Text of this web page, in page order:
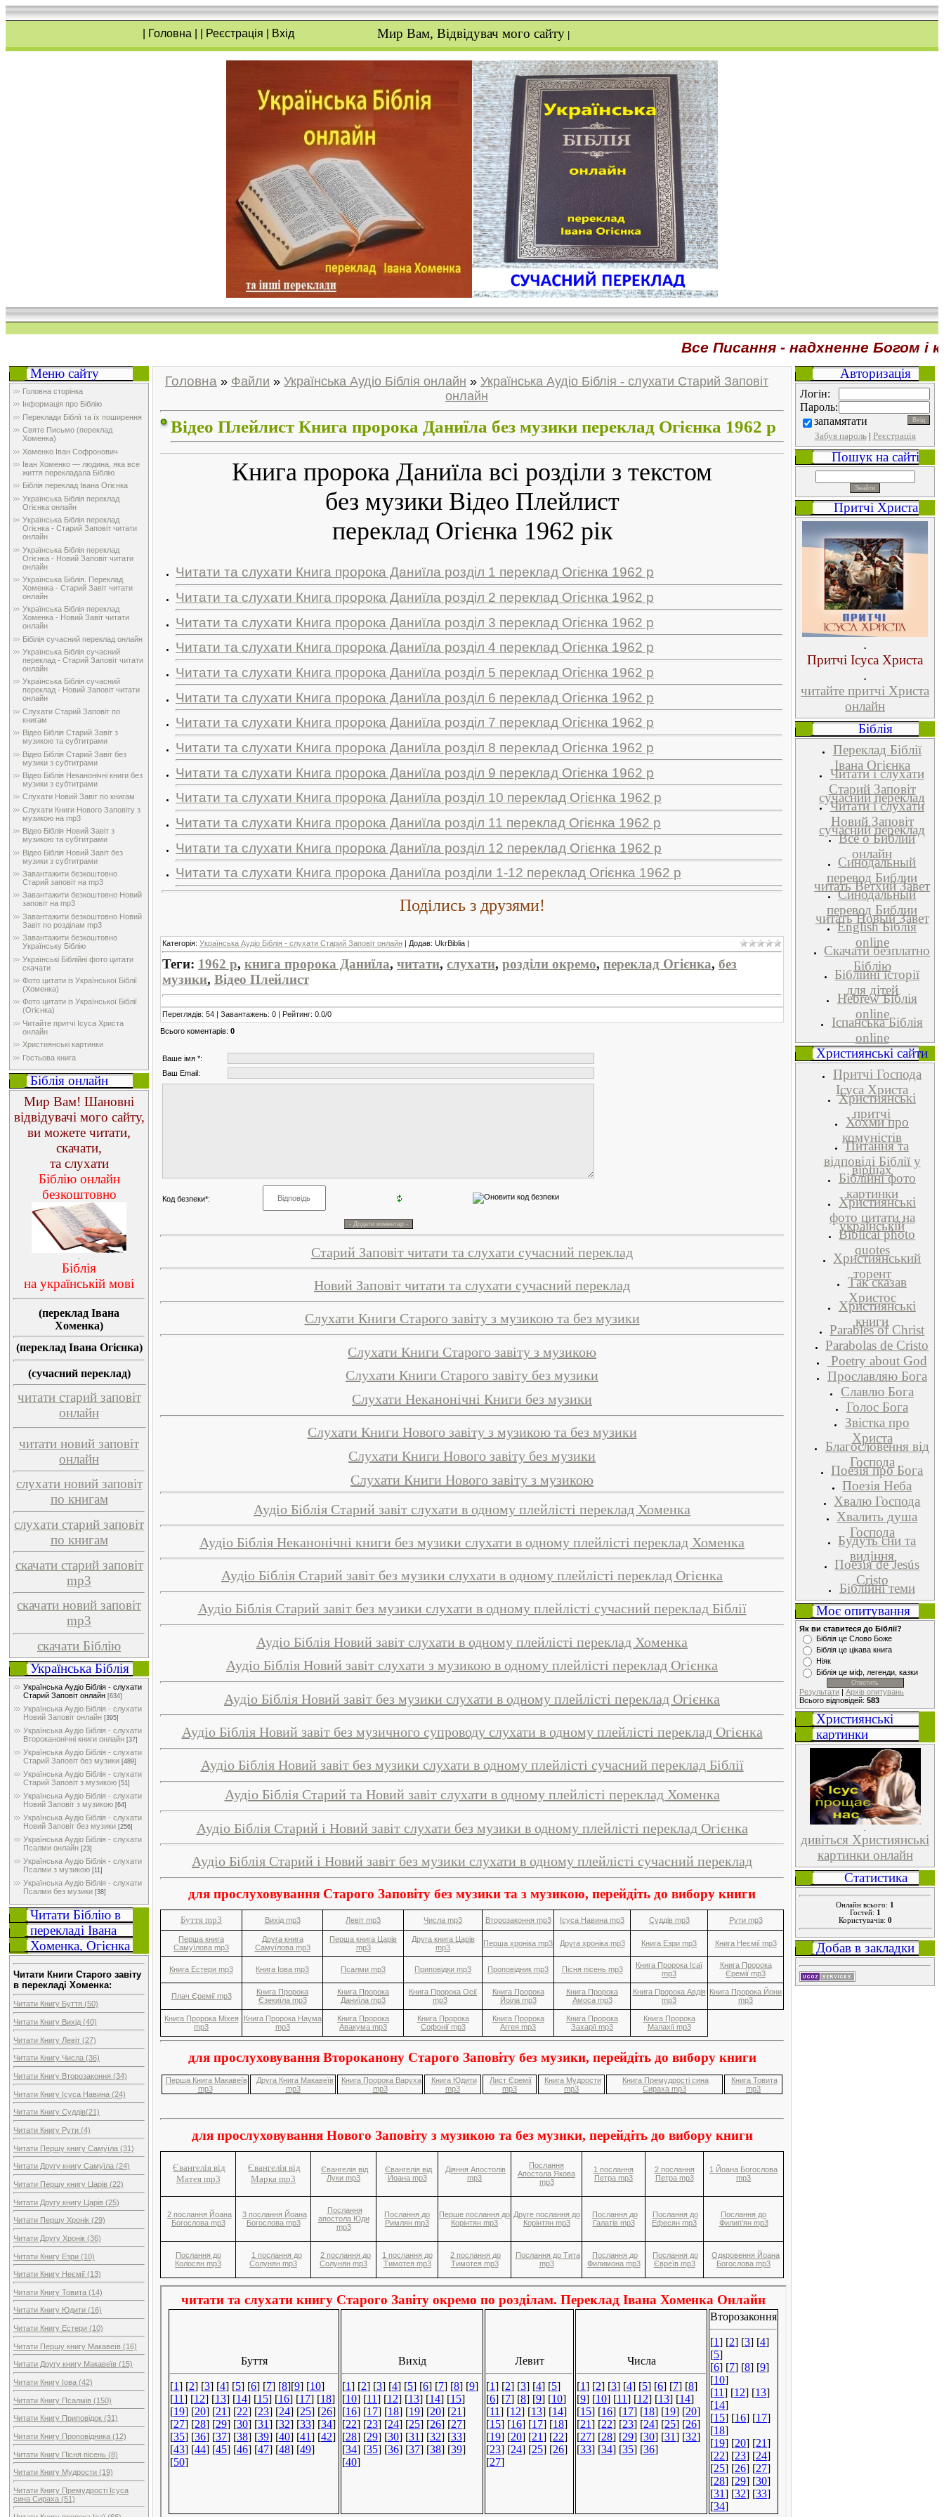
Головна Реєстрація Вхід Мир Вам, Відвідувач мого сайту|
Все Писання - надхненне Богом і
Меню сайту
Головна сторінка
Інформація про Біблію
Переклади Біблії та їх поширення
Святе Письмо (переклад
Хоменка)
Хоменко Іван Софронович
Іван Хоменко — людина, яка все
життя перекладала Біблію
Біблія переклад Івана Огієнка
Українська Біблія переклад
Огієнка онлайн
Українська Біблія переклад
Огієнка - Старий Заповіт читати
онлайн
Українська Біблія переклад
Огієнка - Новий Заповіт читати
онлайн
Українська Біблія. Переклад
Хоменка - Старий Завіт читати
онлайн
Українська Біблія переклад
Хоменка - Новий Завіт читати
онлайн
Бібілія сучасний переклад онлайн
Українська Біблія сучасний
переклад - Старий Заповіт читати
онлайн
Українська Біблія сучасний
переклад - Новий Заповіт читати
онлайн
Слухати Старий Заповіт по
книгам
Відео Біблія Старий Завіт з
музикою та субтитрами
Відео Біблія Старий Завіт без
музики з субтитрами
Відео Біблія Неканонічні книги без
музики з субтитрами
Слухати Новий Завіт по книгам
Слухати Книги Нового Заповіту з
музикою на mp3
Відео Біблія Новий Завіт з
музикою та субтитрами
Відео Біблія Новий Завіт без
музики з субтитрами
Завантажити безкоштовно
Старий заповіт на mp3
Завантажити безкоштовно Новий
заповіт на mp3
Завантажити безкоштовно Новий
Завіт по розділам mp3
Завантажити безкоштовно
Українську Біблію
Українські Біблійні фото цитати
скачати
Фото цитати із Української Біблії
(Хоменка)
Фото цитати із Української Біблії
(Огієнка)
Читайте притчі Ісуса Христа
онлайн
Християнські картинки
Гостьова книга
Біблія онлайн
Мир Вам! Шановні
відвідувачі мого сайту,
ви можете читати,
скачати,
та слухати
Біблію онлайн
безкоштовно
Біблія
на українській мові
(переклад Івана
Хоменка)
(переклад Івана Огієнка)
(сучасний переклад)
читати старий заповіт
онлайн
читати новий заповіт
онлайн
слухати новий заповіт
по книгам
слухати старий заповіт
по книгам
скачати старий заповіт
mp3
скачати новий заповіт
mp3
скачати Біблію
Українська Біблія
Українська Аудіо Біблія - слухати
Старий Заповіт онлайн [634]
Українська Аудіо Біблія - слухати
Новий Заповіт онлайн [395]
Українська Аудіо Біблія - слухати
Второканонічні книги онлайн [37]
Українська Аудіо Біблія - слухати
Старий Заповіт без музики [489]
Українська Аудіо Біблія - слухати
Старий Заповіт з музикою [51]
Українська Аудіо Біблія - слухати
Новий Заповіт з музикою [64]
Українська Аудіо Біблія - слухати
Новий Заповіт без музики [256]
Українська Аудіо Біблія - слухати
Псалми онлайн [23]
Українська Аудіо Біблія - слухати
Псалми з музикою [11]
Українська Аудіо Біблія - слухати
Псалми без музики [38]
Читати Біблію в
перекладі Івана
Хоменка, Огієнка
Читати Книги Старого завіту
в перекладі Хоменка:
Читати Книгу Буття (50)
Читати Книгу Вихід (40)
Читати Книгу Левіт (27)
Читати Книгу Числа (36)
Читати Книгу Второзаконня (34)
Читати Книгу Ісуса Навина (24)
Читати Книгу Суддів(21)
Читати Книгу Рути (4)
Читати Першу книгу Самуїла (31)
Читати Другу книгу Самуїла (24)
Читати Першу книгу Царів (22)
Читати Другу книгу Царів (25)
Читати Першу Хронік (29)
Читати Другу Хронік (36)
Читати Книгу Езри (10)
Читати Книгу Неємії (13)
Читати Книгу Товита (14)
Читати Книгу Юдити (16)
Читати Книгу Естери (10)
Читати Першу книгу Макавеїв (16)
Читати Другу книгу Макавеїв (15)
Читати Книгу Іова (42)
Читати Книгу Псалмів (150)
Читати Книгу Приповідок (31)
Читати Книгу Проповідника (12)
Читати Книгу Пісня пісень (8)
Читати Книгу Мудрости (19)
Читати Книгу Премудрості Ісуса
сина Сираха (51)
Головна » Файли » Українська Аудіо Біблія онлайн » Українська Аудіо Біблія - слухати Старий Заповіт
онлайн
Відео Плейлист Книга пророка Даниїла без музики переклад Огієнка 1962 р
Книга пророка Даниїла всі розділи з текстом
без музики Відео Плейлист
переклад Огієнка 1962 рік
Читати та слухати Книга пророка Даниїла розділ 1 переклад Огієнка 1962 р
Читати та слухати Книга пророка Даниїла розділ 2 переклад Огієнка 1962 р
Читати та слухати Книга пророка Даниїла розділ 3 переклад Огієнка 1962 р
Читати та слухати Книга пророка Даниїла розділ 4 переклад Огієнка 1962 р
Читати та слухати Книга пророка Даниїла розділ 5 переклад Огієнка 1962 р
Читати та слухати Книга пророка Даниїла розділ 6 переклад Огієнка 1962 р
Читати та слухати Книга пророка Даниїла розділ 7 переклад Огієнка 1962 р
Читати та слухати Книга пророка Даниїла розділ 8 переклад Огієнка 1962 р
Читати та слухати Книга пророка Даниїла розділ 9 переклад Огієнка 1962 р
Читати та слухати Книга пророка Даниїла розділ 10 переклад Огієнка 1962 р
Читати та слухати Книга пророка Даниїла розділ 11 переклад Огієнка 1962 р
Читати та слухати Книга пророка Даниїла розділ 12 переклад Огієнка 1962 р
Читати та слухати Книга пророка Даниїла розділи 1-12 переклад Огієнка 1962 р
Поділись з друзями!
Категорія: Українська Аудіо Біблія - слухати Старий Заповіт онлайн | Додав: UkrBiblia |
Теги: 1962 р, книга пророка Даниїла, читати, слухати, розділи окремо, переклад Огієнка, без
музики, Відео Плейлист
Переглядів: 54 | Завантажень: 0 | Рейтинг: 0.0/0
Всього коментарів: 0
Ваше імя *:
Ваш Email:
Код безпеки*:
Старий Заповіт читати та слухати сучасний переклад
Новий Заповіт читати та слухати сучасний переклад
Слухати Книги Старого завіту з музикою та без музики
Слухати Книги Старого завіту з музикою
Слухати Книги Старого завіту без музики
Слухати Неканонічні Книги без музики
Слухати Книги Нового завіту з музикою та без музики
Слухати Книги Нового завіту без музики
Слухати Книги Нового завіту з музикою
Аудіо Біблія Старий завіт слухати в одному плейлісті переклад Хоменка
Аудіо Біблія Неканонічні книги без музики слухати в одному плейлісті переклад Хоменка
Аудіо Біблія Старий завіт без музики слухати в одному плейлісті переклад Огієнка
Аудіо Біблія Старий завіт без музики слухати в одному плейлісті сучасний переклад Біблії
Аудіо Біблія Новий завіт слухати в одному плейлісті переклад Хоменка
Аудіо Біблія Новий завіт слухати з музикою в одному плейлісті переклад Огієнка
Аудіо Біблія Новий завіт без музики слухати в одному плейлісті переклад Огієнка
Аудіо Біблія Новий завіт без музичного супроводу слухати в одному плейлісті переклад Огієнка
Аудіо Біблія Новий завіт без музики слухати в одному плейлісті сучасний переклад Біблії
Аудіо Біблія Старий та Новий завіт слухати в одному плейлісті переклад Хоменка
Аудіо Біблія Старий і Новий завіт слухати без музики в одному плейлісті переклад Огієнка
Аудіо Біблія Старий і Новий завіт без музики слухати в одному плейлісті сучасний переклад
для прослуховування Старого Заповіту без музики та з музикою, перейдіть до вибору книги
Буття mp3 Вихід mp3 Левіт mp3 Числа mp3 Второзаконня mp3 Ісуса Навина mp3 Суддів mp3 Рути mp3
Перша книга
Самуїлова mp3
Друга книга
Самуїлова mp3
Перша книга Царів
mp3
Друга книга Царів
mp3
Перша хроніка mp3 Друга хроніка mp3 Книга Езри mp3 Книга Неємії mp3
Книга Естери mp3 Книга Іова mp3 Псалми mp3 Приповідки mp3 Проповідник mp3 Пісня пісень mp3
Книга Пророка Ісаї
mp3
Книга Пророка
Єремії mp3
Плач Єремії mp3
Книга Пророка
Єзекиїла mp3
Книга Пророка
Даниїла mp3
Книга Пророка Осії
mp3
Книга Пророка
Йоіла mp3
Книга Пророка
Амоса mp3
Книга Пророка Авдія
mp3
Книга Пророка Йони
mp3
Книга Пророка Міхея
mp3
Книга Пророка Наума
mp3
Книга Пророка
Авакума mp3
Книга Пророка
Софонії mp3
Книга Пророка
Аггея mp3
Книга Пророка
Захарії mp3
Книга Пророка
Малахії mp3
для прослуховування Второканону Старого Заповіту без музики, перейдіть до вибору книги
Перша Книга Макавеїв
mp3
Друга Книга Макавеїв
mp3
Книга Пророка Варуха
mp3
Книга Юдити
mp3
Лист Єремії
mp3
Книга Мудрости
mp3
Книга Премудрості сина
Сираха mp3
Книга Товита
mp3
для прослуховування Нового Заповіту з музикою та без музики, перейдіть до вибору книги
Євангелія від
Матея mp3
Євангелія від
Марка mp3
Євангелія від
Луки mp3
Євангелія від
Йоана mp3
Діяння Апостолів
mp3
Послання
Апостола Якова
mp3
1 послання
Петра mp3
2 послання
Петра mp3
1 Йоана Богослова
mp3
2 послання Йоана
Богослова mp3
3 послання Йоана
Богослова mp3
Послання
апостола Юди
mp3
Послання до
Римлян mp3
Перше послання до
Корінтян mp3
Друге послання до
Корінтян mp3
Послання до
Галатів mp3
Послання до
Ефесян mp3
Послання до
Филип'ян mp3
Послання до
Колосян mp3
1 послання до
Солунян mp3
2 послання до
Солунян mp3
1 послання до
Тимотея mp3
2 послання до
Тимотея mp3
Послання до Тита
mp3
Послання до
Филимона mp3
Послання до
Євреїв mp3
Одкровення Йоана
Богослова mp3
Авторизація
Логін:
Пароль:
запамятати
Забув пароль| Реєстрація
Пошук на сайті
Притчі Христа
.
Притчі Ісуса Христа
.
читайте притчі Христа
онлайн
Біблія
Переклад Біблії
Івана Огієнка
Читати і слухати
Старий Заповіт
сучасний переклад
Читати і слухати
Новий Заповіт
сучасний переклад
Всё о Библии
oнлайн
Синодальный
перевод Библии
читать Ветхий Завет
Синодальный
перевод Библии
читать Новый Завет
English Біблія
online
Скачати безплатно
Біблію
Біблійні історії
для дітей
Hebrew Біблія
online
Іспанська Біблія
online
Християнські сайти
Притчі Господа
Ісуса Христа
Християнські
притчі
Хохми про
комуністів
Питання та
відповіді Біблії у
віршах
Біблійні фото
картинки
Християнські
фото цитати на
українській
Biblical photo
quotes
Християнський
торент
Так сказав
Христос
Християнські
книги
Parables of Christ
Parabolas de Cristo
Poetry about God
Прославляю Бога
Славлю Бога
Голос Бога
Звістка про
Христа
Благословення від
Господа
Поезія про Бога
Поезія Неба
Хвалю Господа
Хвалить душа
Господа
Будуть сни та
видіння
Поезія de Jesús
Cristo
Біблійні теми
Моє опитування
Як ви ставитеся до Біблії?
Біблія це Слово Боже
Біблія це цікава книга
Ніяк
Біблія це міф, легенди, казки
Результати | Архів опитувань
Всього відповідей: 583
Християнські
картинки
дивіться Християнські
картинки онлайн
Статистика
Онлайн всього: 1
Гостей: 1
Користувачів: 0
Добав в закладки